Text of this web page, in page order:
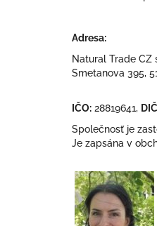
Adresa:
Natural Trade CZ
Smetanova 395,
IČO: 28819641,
Společnosť je
Je zapsána v